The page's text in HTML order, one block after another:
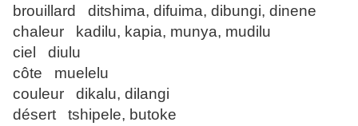
brouillard ditshima, difuima, dibungi, dinene
chaleur kadilu, kapia, munya, mudilu
ciel diulu
côte muelelu
couleur dikalu, dilangi
désert tshipele, butoke